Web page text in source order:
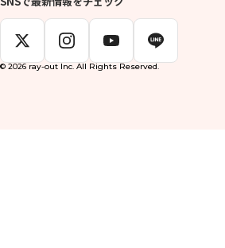
© 2026 ray-out Inc. All Rights Reserved.